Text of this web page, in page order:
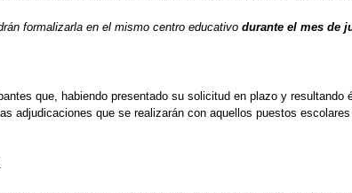
formalizarla en el mismo centro educativo durante el mes de
que, habiendo presentado su solicitud en plazo y
adjudicaciones que se realizarán con aquellos puestos